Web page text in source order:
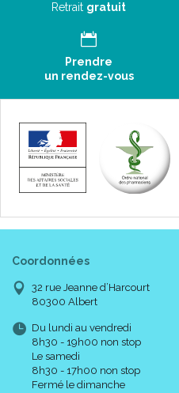
Retrait gratuit
Prendre
un rendez-vous
Coordonnées
32 rue Jeanne d’Harcourt
80300 Albert
Du lundi au vendredi
8h30 - 19h00 non stop
Le samedi
8h30 - 17h00 non stop
Fermé le dimanche